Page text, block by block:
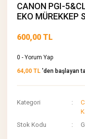
CANON PGI-
EKO MÜREKKEP
600,00 TL
0 - Yorum Yap
64,00 TL 'den başlayan
Kategori
Stok Kodu